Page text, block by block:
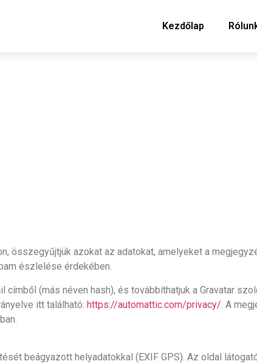
Kezdőlap
összegyűjtjük azokat az adatokat, amelyeket a
észlelése érdekében.
(más néven hash), és továbbíthatjuk a Gravatar
itt található: https://automattic.com/privacy/ . A
beágyazott helyadatokkal (EXIF GPS). Az oldal